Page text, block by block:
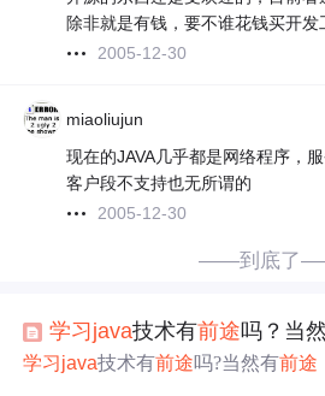
除非就是有钱，要不谁花钱买开发
2005-12-30
miaoliujun
现在的JAVA几乎都是网络程序，
客户段不支持也无所谓的
2005-12-30
——到底了
学习 java技术有前途吗？当
学习java技术有前途吗?当然有前途